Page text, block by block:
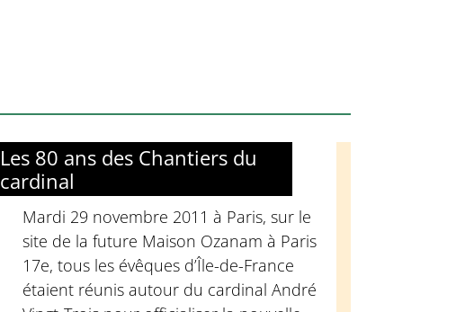
Les 80 ans des Chantiers du
cardinal
Mardi 29 novembre 2011 à Paris, sur le
site de la future Maison Ozanam à Paris
17e, tous les évêques d’Île-de-France
étaient réunis autour du cardinal André